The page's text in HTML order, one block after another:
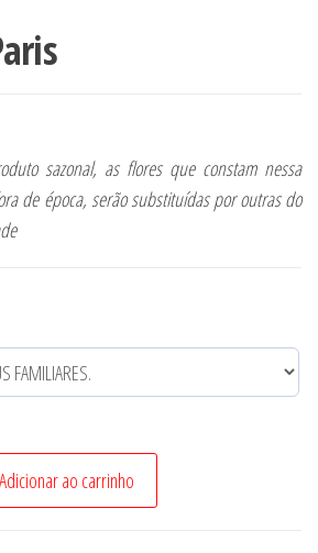
sazonal, as flores que constam nessa
de época, serão substituídas por outras do
Adicionar ao carrinho